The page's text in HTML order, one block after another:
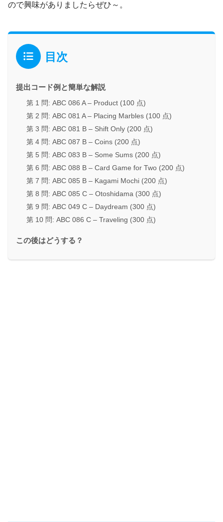
ので興味がありましたらぜひ～。
目次
提出コード例と簡単な解説
第 1 問: ABC 086 A – Product (100 点)
第 2 問: ABC 081 A – Placing Marbles (100 点)
第 3 問: ABC 081 B – Shift Only (200 点)
第 4 問: ABC 087 B – Coins (200 点)
第 5 問: ABC 083 B – Some Sums (200 点)
第 6 問: ABC 088 B – Card Game for Two (200 点)
第 7 問: ABC 085 B – Kagami Mochi (200 点)
第 8 問: ABC 085 C – Otoshidama (300 点)
第 9 問: ABC 049 C – Daydream (300 点)
第 10 問: ABC 086 C – Traveling (300 点)
この後はどうする？